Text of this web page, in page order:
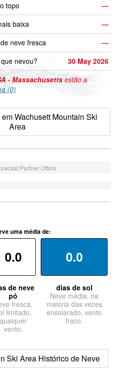
topo
—
baixa
—
neve fresca
—
nevou?
30 May 2026
- Massachusettsestão a
(0)
Wachusett Mountain Ski
Area
Partner Offers
uma média de:
0.0
de neve
pó
fresca,
limitado,
qualquer
vento.
0.0
dias de sol
Neve média, na
maioria das vezes
ensolarado, vento
fraco.
Ski Area Histórico de Neve